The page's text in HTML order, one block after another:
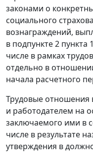
законами о
социального
вознаграждений,
в подпункте 2
числе в рамках
отдельно в
начала расчетного
Трудовые отношения
и работодателем на
заключаемого ими в
числе в результате
утверждения в